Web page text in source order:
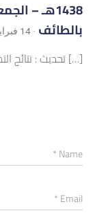
1438هـ –
بالطائف · 14 فبراير,2017 at 9:50 ص
[…] تحديث : نتائج
Name
*
Email
*